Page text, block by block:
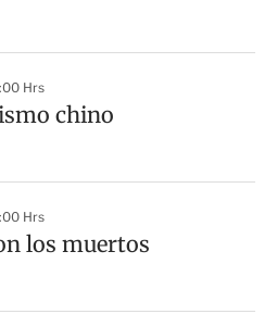
Hrs
chino
Hrs
los muertos